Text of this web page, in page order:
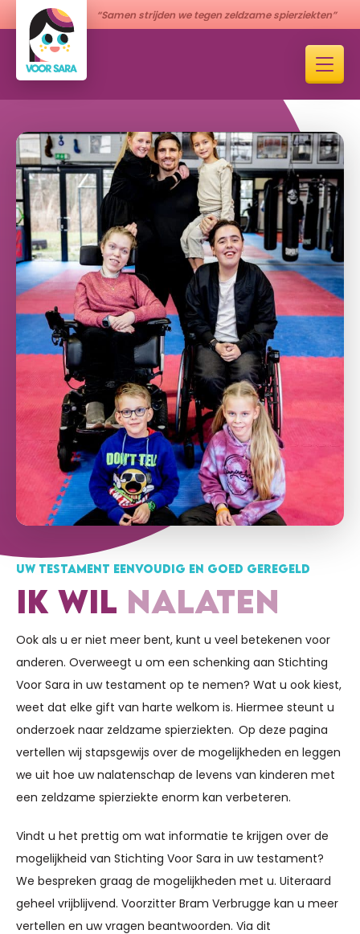
“Samen strijden we tegen zeldzame spierziekten”
UW TESTAMENT EENVOUDIG EN GOED GEREGELD
IK WIL NALATEN
Ook als u er niet meer bent, kunt u veel betekenen voor
anderen. Overweegt u om een schenking aan Stichting
Voor Sara in uw testament op te nemen? Wat u ook kiest,
weet dat elke gift van harte welkom is. Hiermee steunt u
onderzoek naar zeldzame spierziekten. Op deze pagina
vertellen wij stapsgewijs over de mogelijkheden en leggen
we uit hoe uw nalatenschap de levens van kinderen met
een zeldzame spierziekte enorm kan verbeteren.
Vindt u het prettig om wat informatie te krijgen over de
mogelijkheid van Stichting Voor Sara in uw testament?
We bespreken graag de mogelijkheden met u. Uiteraard
geheel vrijblijvend. Voorzitter Bram Verbrugge kan u meer
vertellen en uw vragen beantwoorden. Via dit